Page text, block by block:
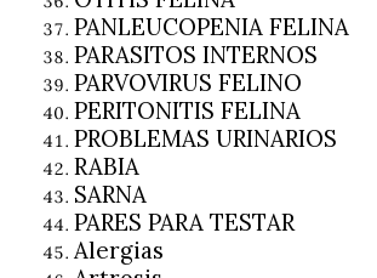
PANLEUCOPENIA FELINA
PARASITOS INTERNOS
PARVOVIRUS FELINO
PERITONITIS FELINA
PROBLEMAS URINARIOS
RABIA
SARNA
PARES PARA TESTAR
Alergias